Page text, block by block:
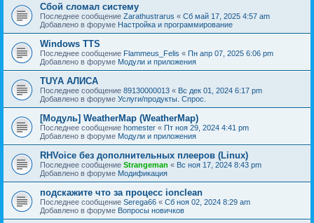
Сбой сломал систему
Последнее сообщение Zarathustrarus « Сб май 17, 2025 4:57 am
Добавлено в форуме Настройка и программирование
Windows TTS
Последнее сообщение Flammeus_Felis « Пн апр 07, 2025 6:06 pm
Добавлено в форуме Модули и приложения
TUYA АЛИСА
Последнее сообщение 89130000013 « Вс дек 01, 2024 6:17 pm
Добавлено в форуме Услуги/продукты. Спрос.
[Модуль] WeatherMap (WeatherMap)
Последнее сообщение homester « Пт ноя 29, 2024 4:41 pm
Добавлено в форуме Модули и приложения
RHVoice без дополнительных плееров (Linux)
Последнее сообщение Strangeman « Вс ноя 17, 2024 8:43 pm
Добавлено в форуме Модификация
подскажите что за процесс ionclean
Последнее сообщение Serega66 « Сб ноя 02, 2024 8:29 am
Добавлено в форуме Вопросы новичков